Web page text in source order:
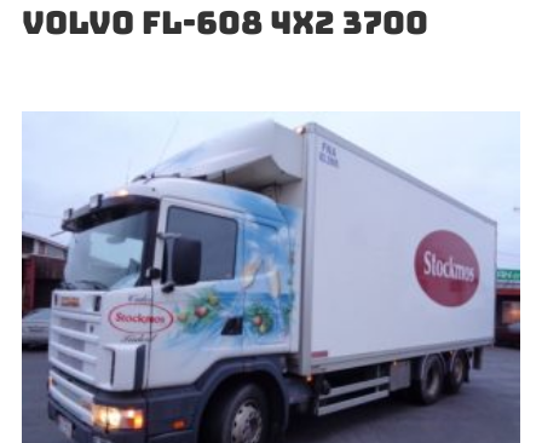
VOLVO FL-608 4X2 3700